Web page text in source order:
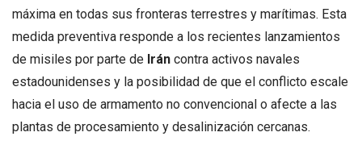
máxima en todas sus fronteras terrestres y marítimas. Esta
medida preventiva responde a los recientes lanzamientos
de misiles por parte de Irán contra activos navales
estadounidenses y la posibilidad de que el conflicto escale
hacia el uso de armamento no convencional o afecte a las
plantas de procesamiento y desalinización cercanas.